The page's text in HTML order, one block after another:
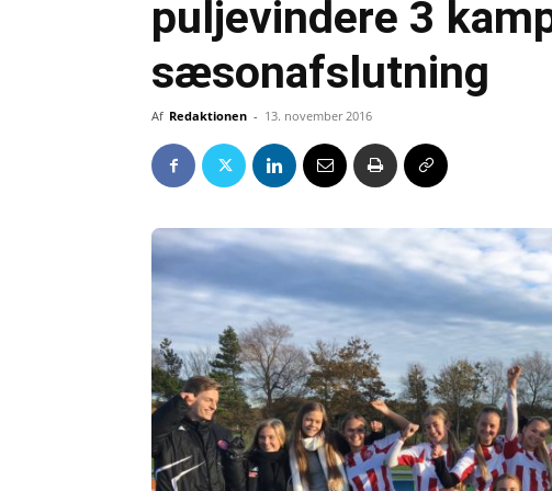
puljevindere 3
sæsonafslutning
Af Redaktionen - 13. november 2016